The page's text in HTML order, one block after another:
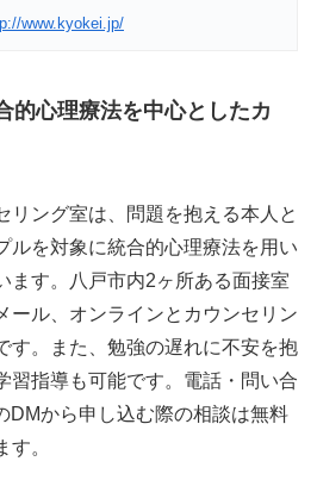
www.kyokei.jp/
的心理療法を中心としたカ
リング室は、問題を抱える本人と
ルを対象に統合的心理療法を用い
ます。八戸市内2ヶ所ある面接室
ール、オンラインとカウンセリン
す。また、勉強の遅れに不安を抱
習指導も可能です。電話・問い合
DMから申し込む際の相談は無料
。